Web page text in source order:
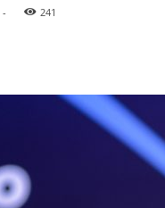
- 241